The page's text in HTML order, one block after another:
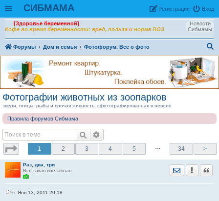
СИБМАМА Вход
Рeгиcтpaция
Новости
Сибмамы
[Здоровье беременной]
Кофе во время беременности: вред, польза и норма ВОЗ
Форумы Дом и семья
Фотофорум. Все о фото
ои
ск
Фотографии животных из зоопарков
звери, птицы, рыбы и прочая живность, сфотографированная в неволе
Правила форумов Сибмама
1 2 3 4 5 … 34 >
Раз, два, три
Вся такая внезапная
Отправить
Чт Янв 13, 2011 20:18